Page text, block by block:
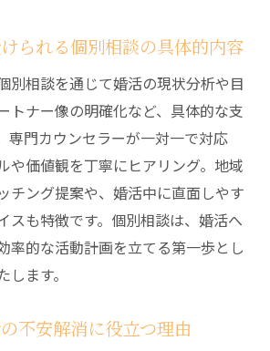
られる個別相談の具体的内容
別相談を通じて婚活の現状分析や目
トナー像の明確化など、具体的な支
専門カウンセラーが一対一で対応
や価値観を丁寧にヒアリング。地域
チング提案や、婚活中に直面しやす
スも特徴です。個別相談は、婚活へ
率的な活動計画を立てる第一歩とし
ます。
不安解消に役立つ理由